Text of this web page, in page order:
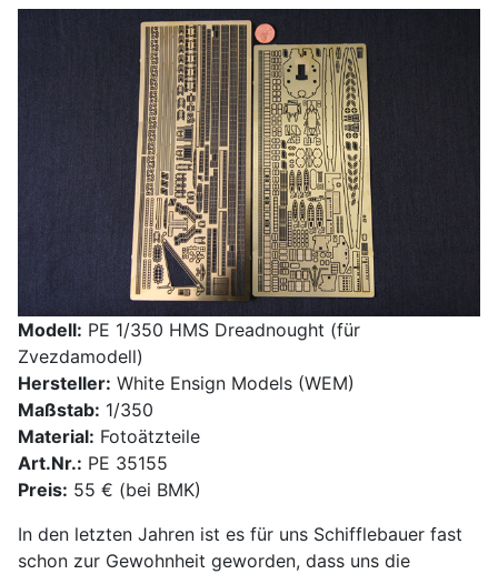
Modell: PE 1/350 HMS Dreadnought (für
Zvezdamodell)
Hersteller: White Ensign Models (WEM)
Maßstab: 1/350
Material: Fotoätzteile
Art.Nr.: PE 35155
Preis: 55 € (bei BMK)
In den letzten Jahren ist es für uns Schifflebauer fast
schon zur Gewohnheit geworden, dass uns die